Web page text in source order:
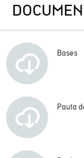
Bases
Pauta